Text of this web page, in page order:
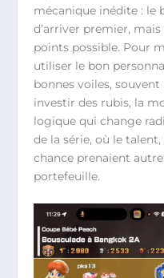
mécanique inédite : le
d’arriver premier,
points possible. Pour
utiliser le bon
bonnes voiles,
investir des rubis, la
logique qui change
de la série, où le
chance prenaient
portefeuille.